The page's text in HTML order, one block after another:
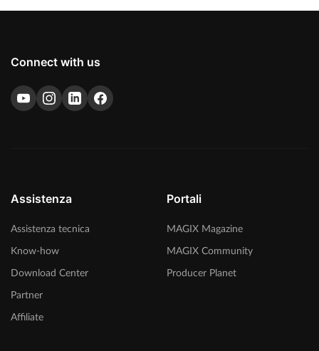
Connect with us
Assistenza
Assistenza tecnica
Know-how
Download Center
Partner
Affiliate
Portali
MAGIX Magazine
MAGIX Community
Producer Planet